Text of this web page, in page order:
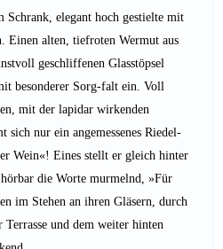
Schrank, elegant hoch gestielte mit
Einen alten, tiefroten Wermut aus
geschliffenen Glasstöpsel
besonderer Sorg-falt ein. Voll
mit der lapidar wirkenden
sich nur ein angemessenes Riedel-
Wein«! Eines stellt er gleich hinter
die Worte murmelnd, »Für
im Stehen an ihren Gläsern, durch
und dem weiter hinten